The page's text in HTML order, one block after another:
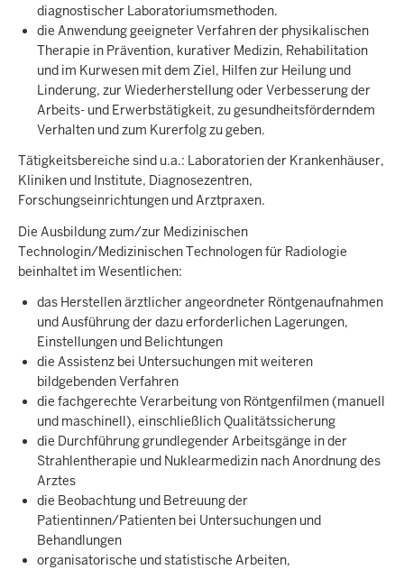
diagnostischer Laboratoriumsmethoden.
die Anwendung geeigneter Verfahren der physikalischen
Therapie in Prävention, kurativer Medizin, Rehabilitation
und im Kurwesen mit dem Ziel, Hilfen zur Heilung und
Linderung, zur Wiederherstellung oder Verbesserung der
Arbeits- und Erwerbstätigkeit, zu gesundheitsförderndem
Verhalten und zum Kurerfolg zu geben.
Tätigkeitsbereiche sind u.a.: Laboratorien der Krankenhäuser,
Kliniken und Institute, Diagnosezentren,
Forschungseinrichtungen und Arztpraxen.
Die Ausbildung zum/zur Medizinischen
Technologin/Medizinischen Technologen für Radiologie
beinhaltet im Wesentlichen:
das Herstellen ärztlicher angeordneter Röntgenaufnahmen
und Ausführung der dazu erforderlichen Lagerungen,
Einstellungen und Belichtungen
die Assistenz bei Untersuchungen mit weiteren
bildgebenden Verfahren
die fachgerechte Verarbeitung von Röntgenfilmen (manuell
und maschinell), einschließlich Qualitätssicherung
die Durchführung grundlegender Arbeitsgänge in der
Strahlentherapie und Nuklearmedizin nach Anordnung des
Arztes
die Beobachtung und Betreuung der
Patientinnen/Patienten bei Untersuchungen und
Behandlungen
organisatorische und statistische Arbeiten,